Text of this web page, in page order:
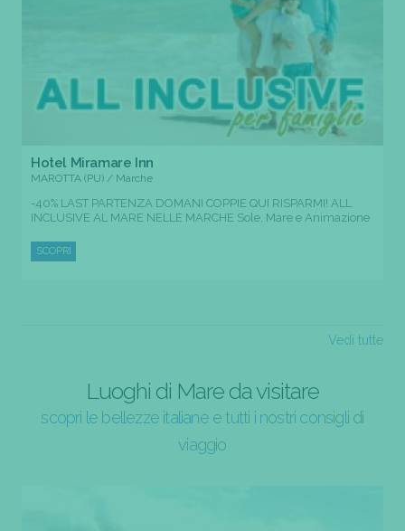
Hotel Miramare Inn
MAROTTA (PU) / Marche
-40% LAST PARTENZA DOMANI COPPIE QUI RISPARMI! ALL
INCLUSIVE AL MARE NELLE MARCHE Sole, Mare e Animazione
SCOPRI
Vedi tutte
Luoghi di Mare da visitare
scopri le bellezze italiane e tutti i nostri consigli di
viaggio